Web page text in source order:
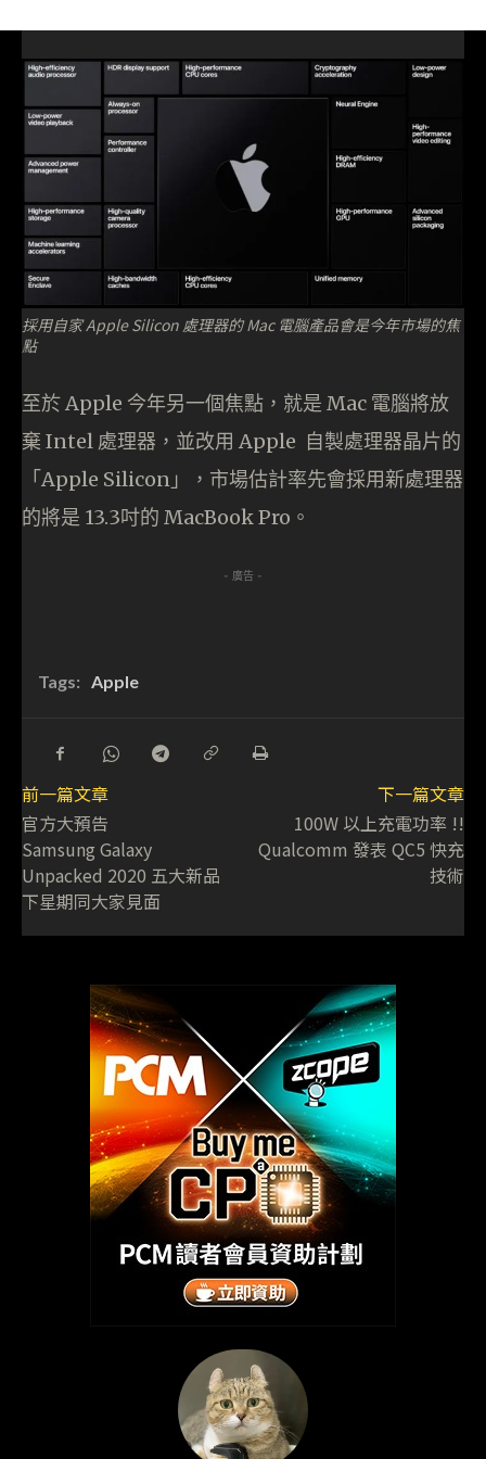
採用自家 Apple Silicon 處理器的 Mac 電腦產品會是今年市場的焦
點
至於 Apple 今年另一個焦點，就是 Mac 電腦將放
棄 Intel 處理器，並改用 Apple 自製處理器晶片的
「Apple Silicon」，市場估計率先會採用新處理器
的將是 13.3吋的 MacBook Pro。
- 廣告 -
Tags: Apple
前一篇文章
官方大預告
Samsung Galaxy
Unpacked 2020 五大新品
下星期同大家見面
下一篇文章
100W 以上充電功率 !!
Qualcomm 發表 QC5 快充
技術